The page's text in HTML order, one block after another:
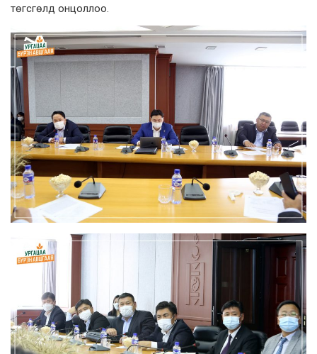
төгсгөлд онцоллоо.